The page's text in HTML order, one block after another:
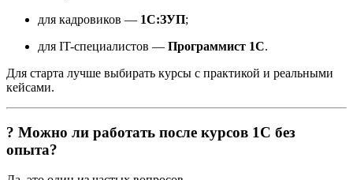
для кадровиков — 1С:ЗУП;
для IT-специалистов — Программист 1С.
Для старта лучше выбирать курсы с практикой и реальными
кейсами.
? Можно ли работать после курсов 1С без
опыта?